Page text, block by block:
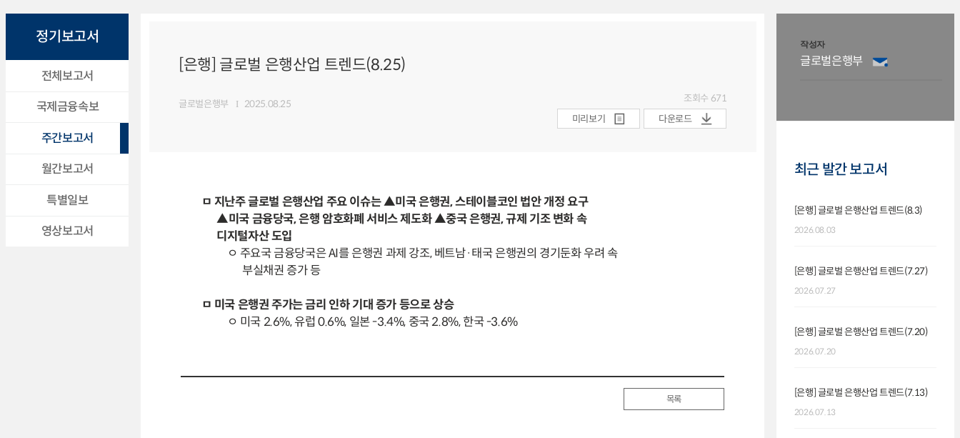
정기보고서
전체보고서
국제금융속보
주간보고서
월간보고서
특별일보
영상보고서
[은행] 글로벌 은행산업 트렌드(8.25)
글로벌은행부 2025.08.25 조회수 671
미리보기
다운로드
ㅁ 지난주 글로벌 은행산업 주요 이슈는 ▲미국 은행권, 스테이블코인 법안 개정 요구
▲미국 금융당국, 은행 암호화폐 서비스 제도화 ▲중국 은행권, 규제 기조 변화 속
디지털자산 도입
ㅇ 주요국 금융당국은 AI를 은행권 과제 강조, 베트남·태국 은행권의 경기둔화 우려 속
부실채권 증가 등
ㅁ 미국 은행권 주가는 금리 인하 기대 증가 등으로 상승
ㅇ 미국 2.6%, 유럽 0.6%, 일본 -3.4%, 중국 2.8%, 한국 -3.6%
목록
작성자
글로벌은행부
최근 발간 보고서
[은행] 글로벌 은행산업 트렌드(8.3)
2026.08.03
[은행] 글로벌 은행산업 트렌드(7.27)
2026.07.27
[은행] 글로벌 은행산업 트렌드(7.20)
2026.07.20
[은행] 글로벌 은행산업 트렌드(7.13)
2026.07.13